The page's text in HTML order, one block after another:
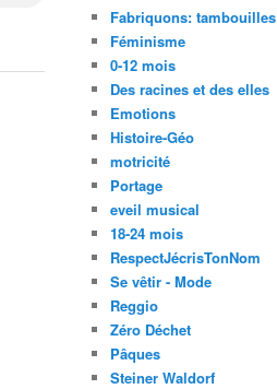
Fabriquons: tambouilles
Féminisme
0-12 mois
Des racines et des elles
Emotions
Histoire-Géo
motricité
Portage
eveil musical
18-24 mois
RespectJécrisTonNom
Se vêtir - Mode
Reggio
Zéro Déchet
Pâques
Steiner Waldorf